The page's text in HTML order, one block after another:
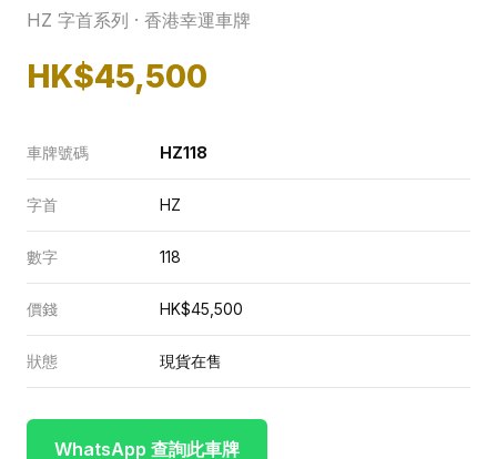
HZ 字首系列 · 香港幸運車牌
HK$45,500
車牌號碼 HZ118
字首 HZ
數字 118
價錢 HK$45,500
狀態 現貨在售
WhatsApp 查詢此車牌